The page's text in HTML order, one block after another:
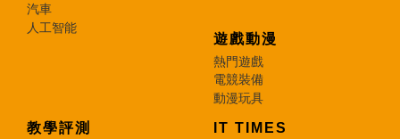
汽車
人工智能
遊戲動漫
熱門遊戲
電競裝備
動漫玩具
教學評測 IT TIMES